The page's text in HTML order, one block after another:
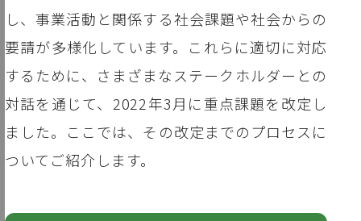
し、事業活動と関係する社会課題や社会からの
要請が多様化しています。これらに適切に対応
するために、さまざまなステークホルダーとの
対話を通じて、2022年3月に重点課題を改定し
ました。ここでは、その改定までのプロセスに
ついてご紹介します。